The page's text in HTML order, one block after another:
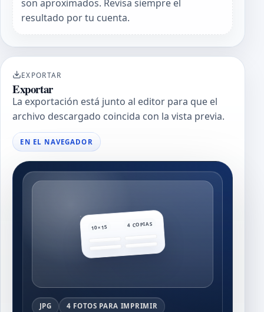
son aproximados. Revisa siempre el
resultado por tu cuenta.
EXPORTAR
Exportar
La exportación está junto al editor para que el
archivo descargado coincida con la vista previa.
EN EL NAVEGADOR
10×15 4 COPIAS
JPG 4 FOTOS PARA IMPRIMIR